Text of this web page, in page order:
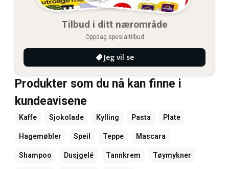
Tilbud i ditt nærområde
Oppdag spesialtilbud
Jeg vil se
Produkter som du nå kan finne i
kundeavisene
Kaffe Sjokolade Kylling Pasta Plate
Hagemøbler Speil Teppe Mascara
Shampoo Dusjgelé Tannkrem Tøymykner